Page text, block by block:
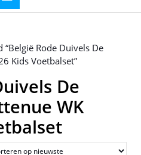
Rode Duivels De
Kids Voetbalset”
De
WK